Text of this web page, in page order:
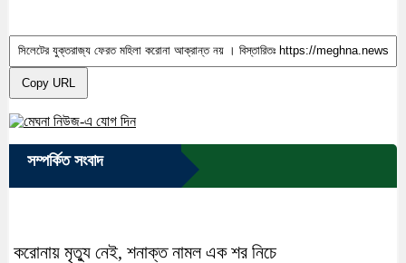
Copy URL
সম্পর্কিত সংবাদ
করোনায় মৃত্যু নেই, শনাক্ত নামল এক শর নিচে